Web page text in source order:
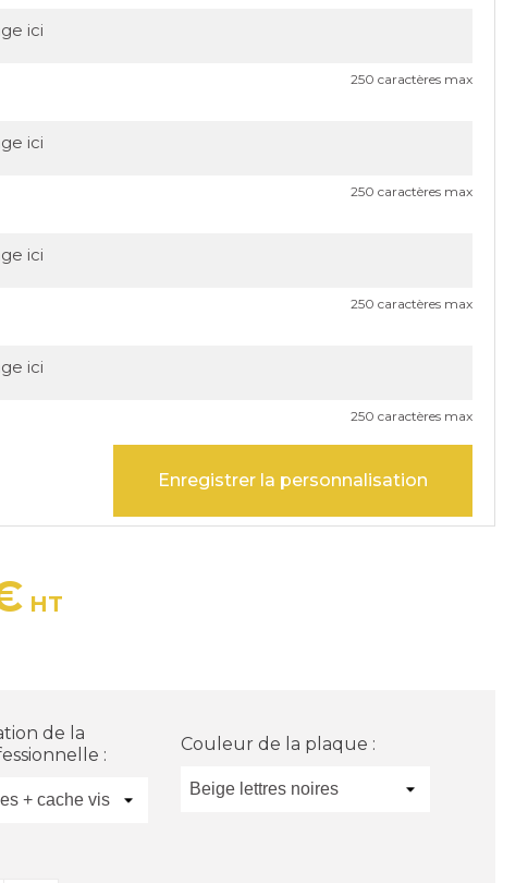
250 caractères max
250 caractères max
250 caractères max
250 caractères max
Enregistrer la personnalisation
HT
de la
:
Couleur de la plaque :